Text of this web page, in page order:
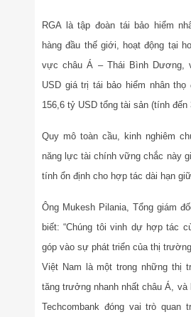
RGA là tập đoàn tái bảo hiểm
hàng đầu thế giới, hoạt động tại
vực châu Á – Thái Bình Dương,
USD giá trị tái bảo hiểm nhân
156,6 tỷ USD tổng tài sản (tính đến
Quy mô toàn cầu, kinh nghiêm
năng lực tài chính vững chắc này
tính ổn định cho hợp tác dài hạn
Ông Mukesh Pilania, Tổng giám
biết: “Chúng tôi vinh dự hợp tác
góp vào sự phát triển của thị
Việt Nam là một trong những thị
tăng trưởng nhanh nhất châu Á, và
Techcombank đóng vai trò quan